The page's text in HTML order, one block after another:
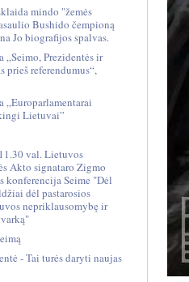
mindo "žemės
Bushido čempioną
Jo biografijos spalvas.
„Seimo, Prezidentės ir
prieš referendumus“,
„Europarlamentarai
Lietuvai”
val. Lietuvos
Akto signataro Zigmo
konferencija Seime "Dėl
dėl pastarosios
nepriklausomybę ir
- Tai turės daryti naujas